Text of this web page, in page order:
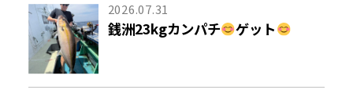
2026.07.31
銭洲23kgカンパチ ゲット